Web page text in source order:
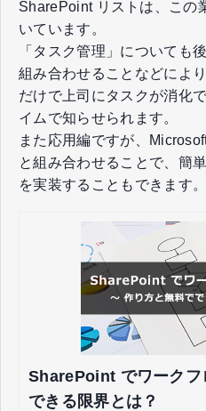
SharePoint リストは、この
いています。
「タスク管理」についても
組み合わせることなどによ
だけで上司にタスクが消化
イムで知らせられます。
また応用編ですが、
と組み合わせることで、簡
を実装することもできます。
SharePoint でワークフ
できる限界とは？